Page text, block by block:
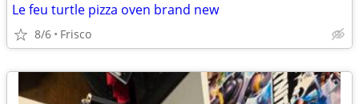
Le feu turtle pizza oven brand new
8/6 Frisco